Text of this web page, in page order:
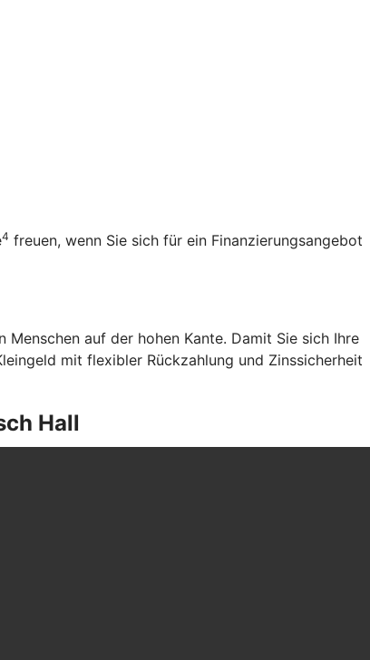
4 freuen, wenn Sie sich für ein Finanzierungsangebot
auf der hohen Kante. Damit Sie sich Ihre
mit flexibler Rückzahlung und Zinssicherheit
Hall